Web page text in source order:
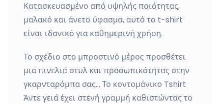
Κατασκευασμένο από υψηλής ποιότητας,
μαλακό και άνετο ύφασμα, αυτό το t-shirt
είναι ιδανικό για καθημερινή χρήση.
Το σχέδιο στο μπροστινό μέρος προσθέτει
μια πινελιά στυλ και προσωπικότητας στην
γκαρνταρόμπα σας… Το κοντομάνικο Tshirt
Άντε γειά έχει στενή γραμμή καθιστώντας το